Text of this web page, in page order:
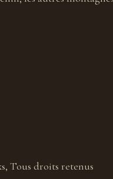
Tous droits retenus